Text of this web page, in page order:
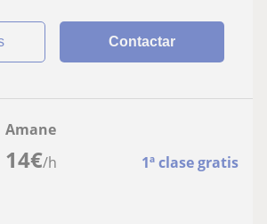
Contactar
14€/h 1ª clase gratis
Amane